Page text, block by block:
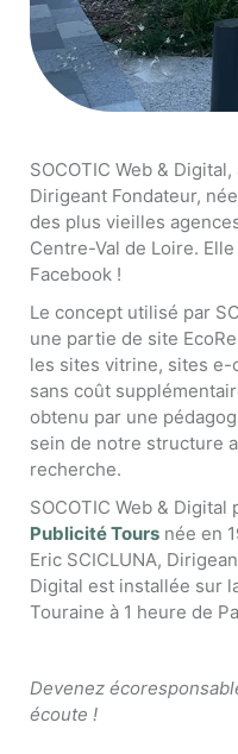
SOCOTIC Web &
Dirigeant Fondateur,
des plus vieilles
Centre-Val de Loire.
Facebook !
Le concept utilisé par
une partie de site
les sites vitrine, sites e-
sans coût
obtenu par une
sein de notre structure
recherche.
SOCOTIC Web &
Publicité Tours née en
Eric SCICLUNA,
Digital est installée sur
Touraine à 1 heure de
Devenez
écoute !